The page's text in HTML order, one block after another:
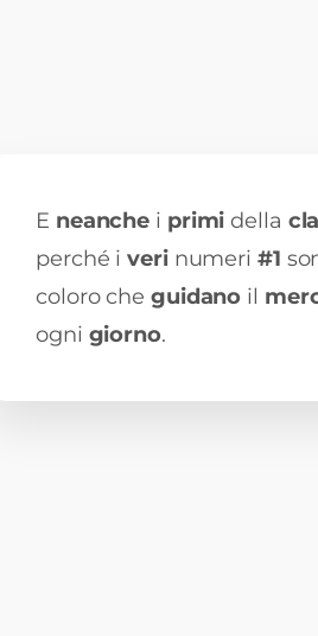
E neanche i primidella
perché iveri numeri #1
coloro che guidano il
ogni giorno.